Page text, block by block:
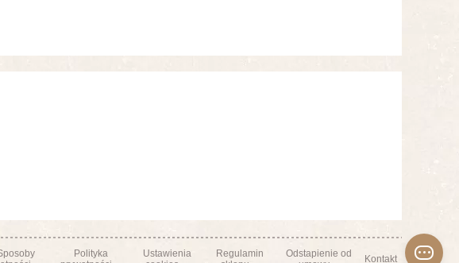
Polityka
Ustawienia
Regulamin
Odstapienie od
Kontakt